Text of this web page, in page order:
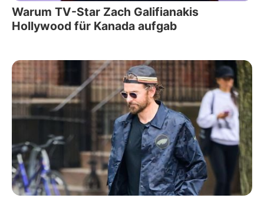
Warum TV-Star Zach Galifianakis
Hollywood für Kanada aufgab